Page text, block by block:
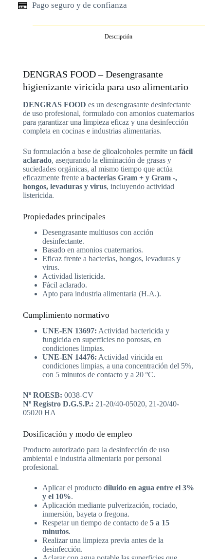
Pago seguro y de confianza
Descripción
DENGRAS FOOD – Desengrasante
higienizante viricida para uso alimentario
DENGRAS FOOD es un desengrasante desinfectante
de uso profesional, formulado con amonios cuaternarios
para garantizar una limpieza eficaz y una desinfección
completa en cocinas e industrias alimentarias.
Su formulación a base de glioalcoholes permite un fácil
aclarado, asegurando la eliminación de grasas y
suciedades orgánicas, al mismo tiempo que actúa
eficazmente frente a bacterias Gram + y Gram -,
hongos, levaduras y virus, incluyendo actividad
listericida.
Propiedades principales
Desengrasante multiusos con acción
desinfectante.
Basado en amonios cuaternarios.
Eficaz frente a bacterias, hongos, levaduras y
virus.
Actividad listericida.
Fácil aclarado.
Apto para industria alimentaria (H.A.).
Cumplimiento normativo
UNE-EN 13697: Actividad bactericida y
fungicida en superficies no porosas, en
condiciones limpias.
UNE-EN 14476: Actividad viricida en
condiciones limpias, a una concentración del 5%,
con 5 minutos de contacto y a 20 ºC.
Nº ROESB: 0038-CV
Nº Registro D.G.S.P.: 21-20/40-05020, 21-20/40-
05020 HA
Dosificación y modo de empleo
Producto autorizado para la desinfección de uso
ambiental e industria alimentaria por personal
profesional.
Aplicar el producto diluido en agua entre el 3%
y el 10%.
Aplicación mediante pulverización, rociado,
inmersión, bayeta o fregona.
Respetar un tiempo de contacto de 5 a 15
minutos.
Realizar una limpieza previa antes de la
desinfección.